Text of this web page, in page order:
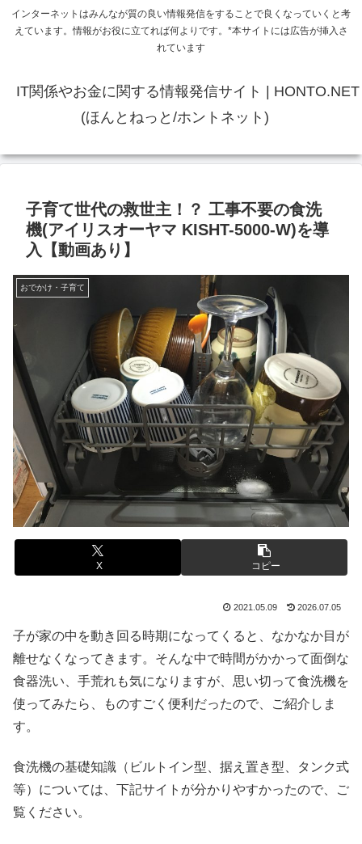
インターネットはみんなが質の良い情報発信をすることで良くなっていくと考
えています。情報がお役に立てれば何よりです。*本サイトには広告が挿入さ
れています
IT関係やお金に関する情報発信サイト | HONTO.NET
(ほんとねっと/ホントネット)
子育て世代の救世主！？ 工事不要の食洗
機(アイリスオーヤマ KISHT-5000-W)を導
入【動画あり】
おでかけ・子育て
X コピー
2021.05.09 2026.07.05
子が家の中を動き回る時期になってくると、なかなか目が
離せなくなってきます。そんな中で時間がかかって面倒な
食器洗い、手荒れも気になりますが、思い切って食洗機を
使ってみたら、ものすごく便利だったので、ご紹介しま
す。
食洗機の基礎知識（ビルトイン型、据え置き型、タンク式
等）については、下記サイトが分かりやすかったので、ご
覧ください。